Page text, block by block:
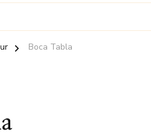
Boca Tabla